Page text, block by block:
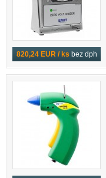
820,24 EUR / ks bez dph